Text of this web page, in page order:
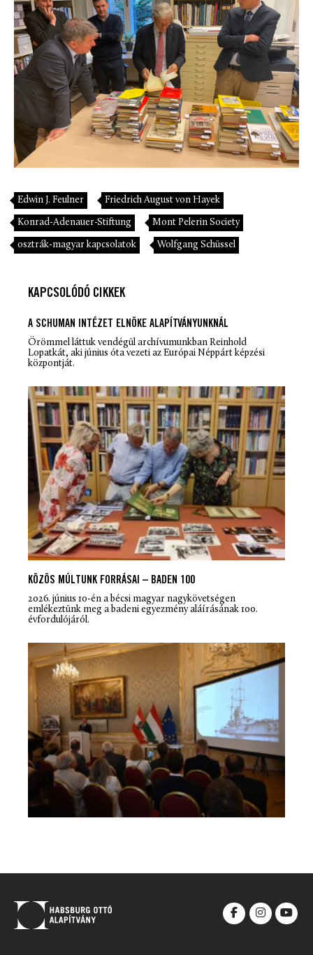
Edwin J. Feulner Friedrich August von Hayek
Konrad-Adenauer-Stiftung Mont Pelerin Society
osztrák-magyar kapcsolatok Wolfgang Schüssel
KAPCSOLÓDÓ CIKKEK
A SCHUMAN INTÉZET ELNÖKE ALAPÍTVÁNYUNKNÁL
Örömmel láttuk vendégül archívumunkban Reinhold
Lopatkát, aki június óta vezeti az Európai Néppárt képzési
központját.
KÖZÖS MÚLTUNK FORRÁSAI – BADEN 100
2026. június 10-én a bécsi magyar nagykövetségen
emlékeztünk meg a badeni egyezmény aláírásának 100.
évfordulójáról.